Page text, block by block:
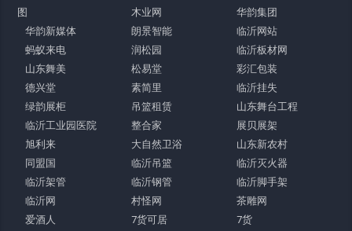
图
木业网
华韵集团
华韵新媒体
朗景智能
临沂网站
蚂蚁来电
润松园
临沂板材网
山东舞美
松易堂
彩汇包装
德兴堂
素简里
临沂挂失
绿韵展柜
吊篮租赁
山东舞台工程
临沂工业园医院
整合家
展贝展架
旭利来
大自然卫浴
山东新农村
同盟国
临沂吊篮
临沂灭火器
临沂架管
临沂钢管
临沂脚手架
临沂网
村怪网
茶雕网
爱酒人
7货可居
7货